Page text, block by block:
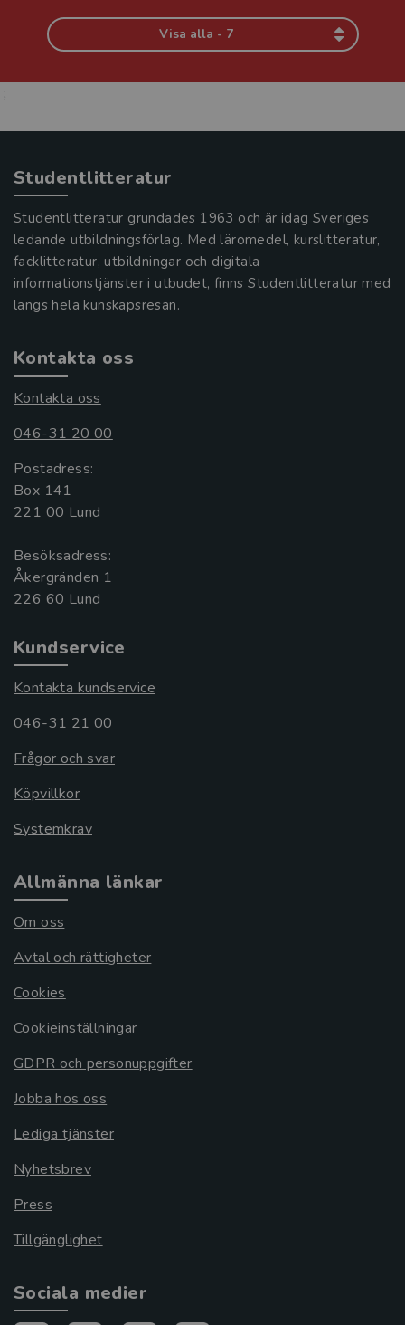
Visa alla - 7
;
Studentlitteratur
Studentlitteratur grundades 1963 och är idag Sveriges
ledande utbildningsförlag. Med läromedel, kurslitteratur,
facklitteratur, utbildningar och digitala
informationstjänster i utbudet, finns Studentlitteratur med
längs hela kunskapsresan.
Kontakta oss
Kontakta oss
046-31 20 00
Postadress:
Box 141
221 00 Lund
Besöksadress:
Åkergränden 1
Kundservice
Kontakta kundservice
046-31 21 00
Frågor och svar
Köpvillkor
Systemkrav
Allmänna länkar
Om oss
Avtal och rättigheter
Cookies
Cookieinställningar
GDPR och personuppgifter
Jobba hos oss
Lediga tjänster
Nyhetsbrev
Press
Tillgänglighet
Sociala medier